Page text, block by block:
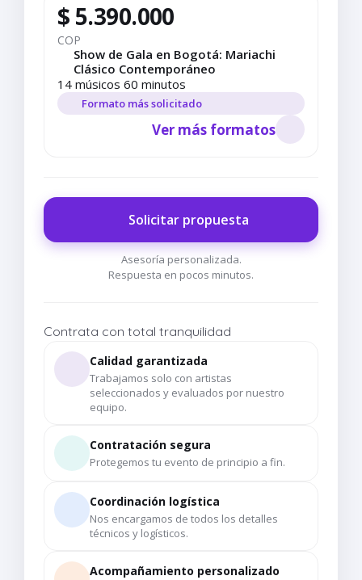
$ 5.390.000
COP
Show de Gala en Bogotá: Mariachi
Clásico Contemporáneo
14 músicos 60 minutos
Formato más solicitado
Ver más formatos
Solicitar propuesta
Asesoría personalizada.
Respuesta en pocos minutos.
Contrata con total tranquilidad
Calidad garantizada
Trabajamos solo con artistas
seleccionados y evaluados por nuestro
equipo.
Contratación segura
Protegemos tu evento de principio a fin.
Coordinación logística
Nos encargamos de todos los detalles
técnicos y logísticos.
Acompañamiento personalizado